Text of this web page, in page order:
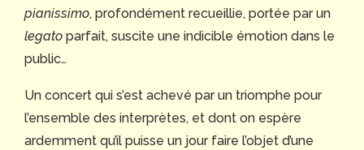
pianissimo, profondément recueillie, portée par un
legato parfait, suscite une indicible émotion dans le
public…
Un concert qui s’est achevé par un triomphe pour
l’ensemble des interprètes, et dont on espère
ardemment qu’il puisse un jour faire l’objet d’une